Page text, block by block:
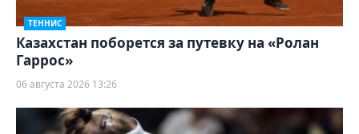
ТЕННИС
Казахстан поборется за путевку на «Ролан
Гаррос»
06 августа 2026 13:26